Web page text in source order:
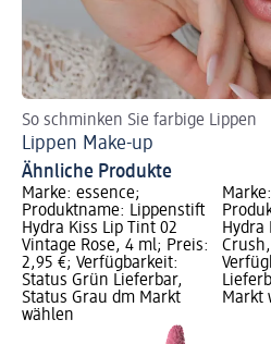
So schminken Sie farbige Lippen
Lippen Make-up
Ähnliche Produkte
Marke: essence;
Produktname: Lippenstift
Hydra Kiss Lip Tint 02
Vintage Rose, 4 ml; Preis:
2,95 €; Verfügbarkeit:
Status Grün Lieferbar,
Status Grau dm Markt
wählen
Hydra
Markt